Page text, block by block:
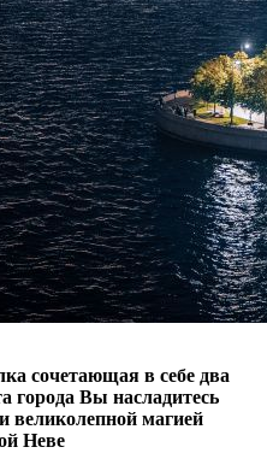
сочетающая в себе два
Вы насладитесь
великолепной магией
Неве